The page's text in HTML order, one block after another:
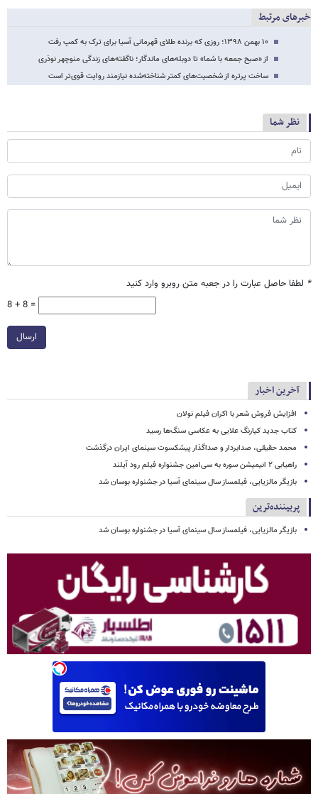
خبرهای مرتبط
۱۰ بهمن ۱۳۹۸؛ روزی که برنده طلای قهرمانی آسیا برای ترک به کمپ رفت
از «صبح جمعه با شما» تا دوبله‌های ماندگار؛ ناگفته‌های زندگی منوچهر نوذری
ساخت پرتره از شخصیت‌های کمتر شناخته‌شده نیازمند روایت قوی‌تر است
نظر شما
* لطفا حاصل عبارت را در جعبه متن روبرو وارد کنید
8 + 8 =
ارسال
آخرین اخبار
افزایش فروش شعر با اکران فیلم نولان
کتاب جدید کیارنگ علایی به عکاسی سنگ‌ها رسید
محمد حقیقی، صدابردار و صداگذار پیشکسوت سینمای ایران درگذشت
راهیابی ۲ انیمیشن سوره به سی‌امین جشنواره فیلم رود آیلند
بازیگر مالزیایی، فیلمساز سال سینمای آسیا در جشنواره بوسان شد
پربیننده‌ترین
بازیگر مالزیایی، فیلمساز سال سینمای آسیا در جشنواره بوسان شد